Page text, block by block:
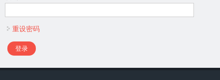
重设密码